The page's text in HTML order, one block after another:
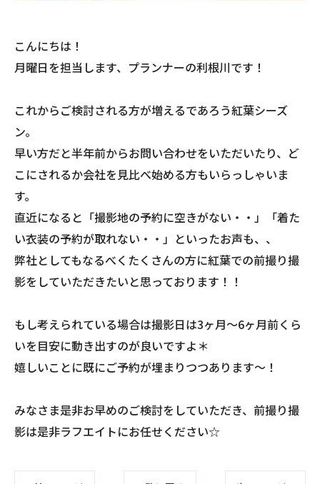
こんにちは！
月曜日を担当します、プランナーの利根川です！
これからご検討される方が増えるであろう紅葉シーズ
ン。
早い方だと半年前からお問い合わせをいただいたり、ど
こにされるか会社を見比べ始める方もいらっしゃいま
す。
直近になると「撮影地の予約に空きがない・・」「着た
い衣装の予約が取れない・・」といったお声も、、
弊社としてもなるべくたくさんの方に紅葉での前撮り撮
影をしていただきたいと思っております！！
もし考えられている場合は撮影日は3ヶ月〜6ヶ月前くら
いを目安に動き出すのが良いですよ＊
嬉しいことに既にご予約が埋まりつつあります〜！
みなさま是非お早めのご検討をしていただき、前撮り撮
影は是非ラフエイトにお任せください☆